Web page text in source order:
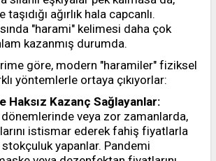
ağırlık hala capcanlı.
"harami" kelimesi daha çok
kazanmış durumda.
göre, modern "haramiler" fiziksel
yöntemlerle ortaya çıkıyorlar:
Haksız Kazanç Sağlayanlar:
veya zor zamanlarda,
istismar ederek fahiş fiyatlarla
yapanlar. Pandemi